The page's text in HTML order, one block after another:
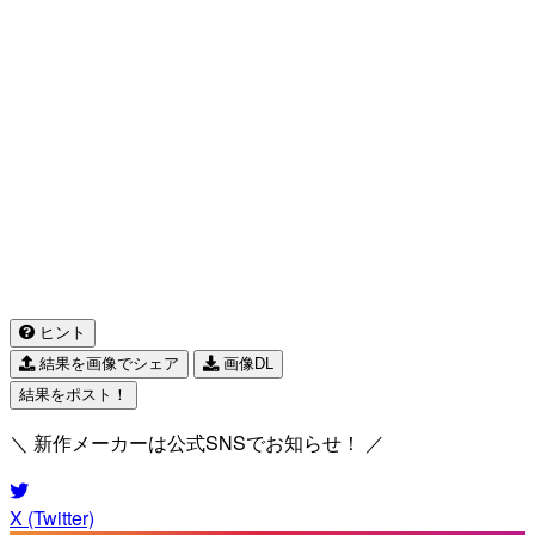
ヒント
結果を画像でシェア
画像DL
結果をポスト！
＼ 新作メーカーは公式SNSでお知らせ！ ／
X (Twitter)